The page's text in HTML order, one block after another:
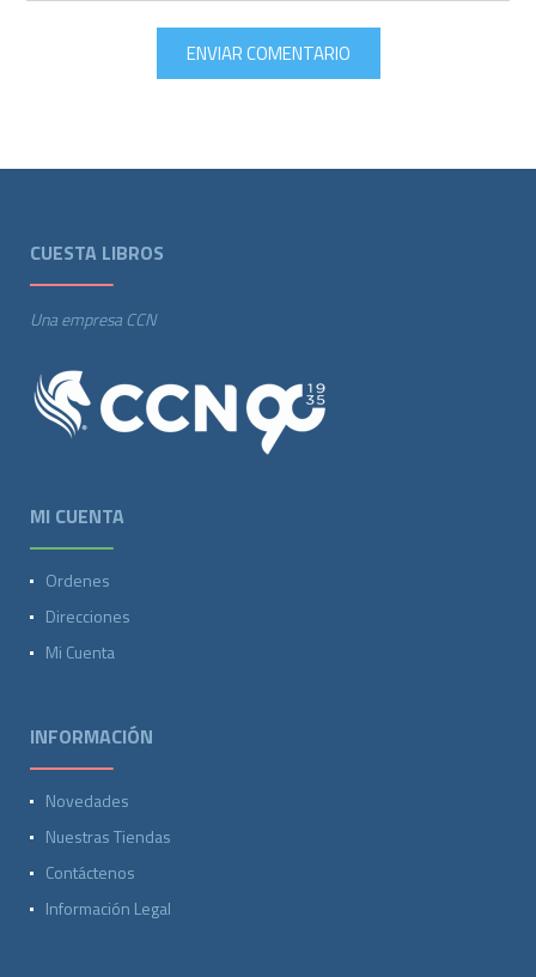
CUESTA LIBROS
Una empresa CCN
MI CUENTA
Ordenes
Direcciones
Mi Cuenta
INFORMACIÓN
Novedades
Nuestras Tiendas
Contáctenos
Información Legal